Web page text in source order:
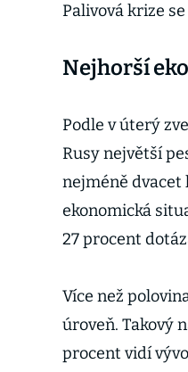
Palivová krize
Nejhorší
Podle v úterý
Rusy největší
nejméně dvacet
ekonomická
27 procent
Více než
úroveň. Takový
procent vidí